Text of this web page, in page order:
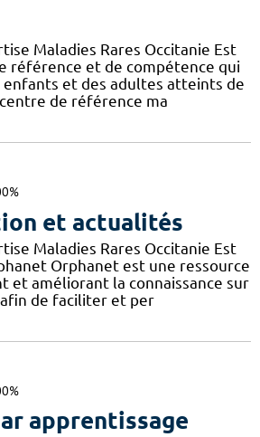
Maladies Rares Occitanie Est
référence et de compétence qui
enfants et des adultes atteints de
de référence ma
et actualités
Maladies Rares Occitanie Est
Orphanet est une ressource
et améliorant la connaissance sur
de faciliter et per
apprentissage